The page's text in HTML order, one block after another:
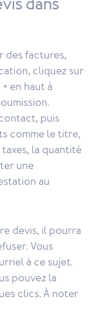
dans
des factures,
cliquez sur
en haut à
puis
comme le titre,
la quantité
une
au
devis, il pourra
Vous
à ce sujet.
pouvez la
clics. À noter